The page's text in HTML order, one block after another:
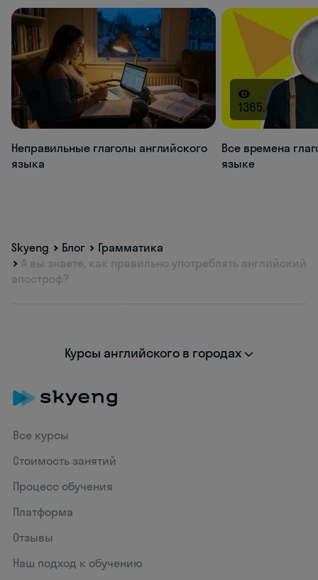
1436.9K
Неправильные глаголы английского
языка
1365.4K
Все времена
языке
Skyeng Блог
Грамматика
А вы знаете, как правильно употреблять английский
апостроф?
Курсы английского в городах
Все курсы
Стоимость занятий
Процесс обучения
Платформа
Отзывы
Наш подход к обучению